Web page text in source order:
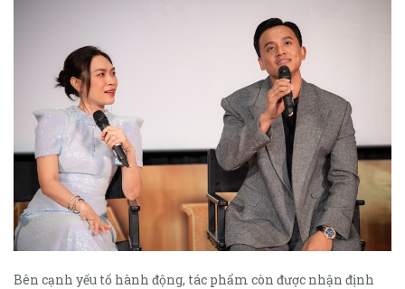
Bên cạnh yếu tố hành động, tác phẩm còn được nhận định